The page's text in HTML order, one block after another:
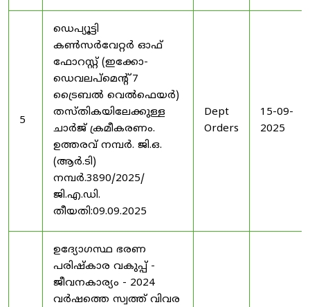
5
ഡെപ്യൂട്ടി
കൺസർവേറ്റർ ഓഫ്
ഫോറസ്റ്റ് (ഇക്കോ-
ഡെവലപ്മെന്റ് 7
ട്രൈബൽ വെൽഫെയർ)
തസ്തികയിലേക്കുള്ള
ചാർജ് ക്രമീകരണം.
ഉത്തരവ് നമ്പർ. ജി.ഒ.
(ആർ.ടി)
നമ്പർ.3890/2025/
ജി.എ.ഡി.
തീയതി:09.09.2025
Dept
Orders
15-09-
2025
ഉദ്യോഗസ്ഥ ഭരണ
പരിഷ്കാര വകുപ്പ് -
ജീവനകാര്യം - 2024
വർഷത്തെ സ്വത്ത് വിവര